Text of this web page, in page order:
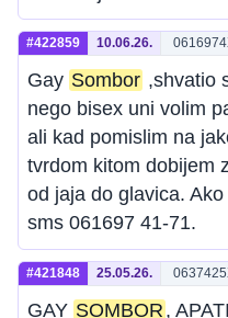
#422859 10.06.26.
Gay Sombor ,shvatio
nego bisex uni volim
ali kad pomislim na
tvrdom kitom dobijem
od jaja do glavica.
sms 061697 41-71.
#421848 25.05.26.
GAY SOMBOR ,